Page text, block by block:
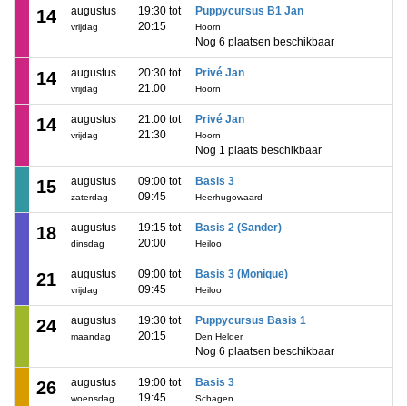
14 augustus
vrijdag
19:30 tot
20:15
Puppycursus B1 Jan
Hoorn
Nog 6 plaatsen beschikbaar
14 augustus
vrijdag
20:30 tot
21:00
Privé Jan
Hoorn
14 augustus
vrijdag
21:00 tot
21:30
Privé Jan
Hoorn
Nog 1 plaats beschikbaar
15 augustus
zaterdag
09:00 tot
09:45
Basis 3
Heerhugowaard
18 augustus
dinsdag
19:15 tot
20:00
Basis 2 (Sander)
Heiloo
21 augustus
vrijdag
09:00 tot
09:45
Basis 3 (Monique)
Heiloo
24 augustus
maandag
19:30 tot
20:15
Puppycursus Basis 1
Den Helder
Nog 6 plaatsen beschikbaar
26 augustus
woensdag
19:00 tot
19:45
Basis 3
Schagen